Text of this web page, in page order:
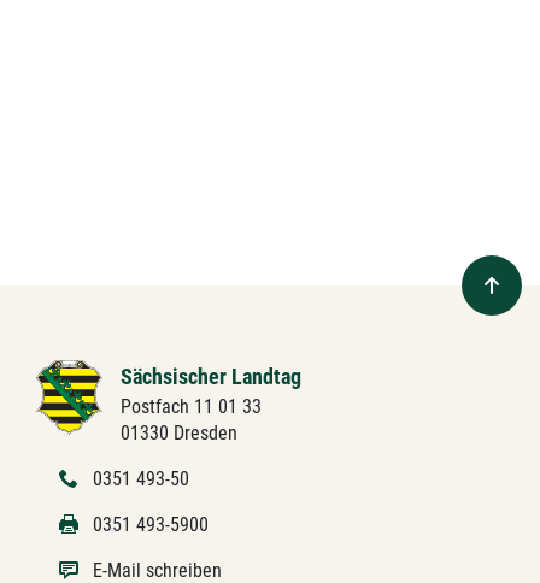
Sächsischer Landtag
Postfach 11 01 33
01330 Dresden
0351 493-50
0351 493-5900
E-Mail schreiben